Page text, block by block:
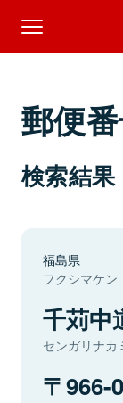
郵便
検索結果
福島県
フクシマケン
千苅中
センガリナカ
966-